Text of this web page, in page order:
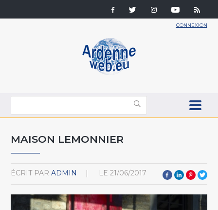
CONNEXION
MAISON LEMONNIER
ÉCRIT PAR ADMIN LE 21/06/2017